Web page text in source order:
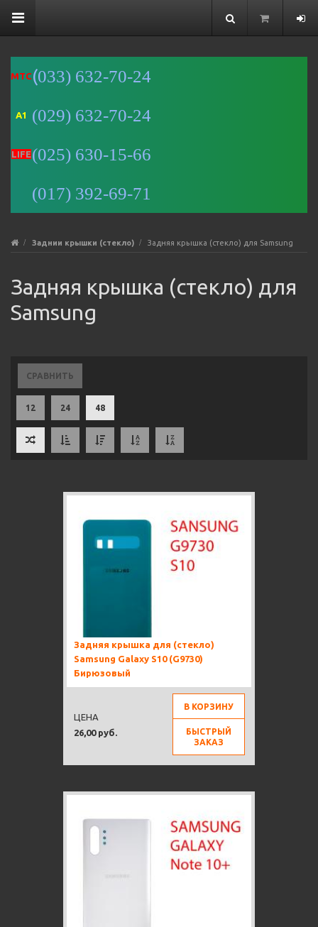
MTC (033) 632-70-24
A1 (029) 632-70-24
LIFE(025) 630-15-66
(017) 392-69-71
Заднии крышки (стекло) Задняя крышка (стекло) для Samsung
Задняя крышка (стекло) для
Samsung
СРАВНИТЬ
12 24 48
Задняя крышка для (стекло)
Samsung Galaxy S10 (G9730)
Бирюзовый
26,00 руб.
ЦЕНА
В КОРЗИНУ
БЫСТРЫЙ
ЗАКАЗ